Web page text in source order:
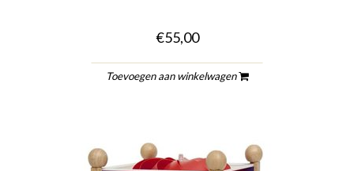
€55,00
Toevoegen aan winkelwagen